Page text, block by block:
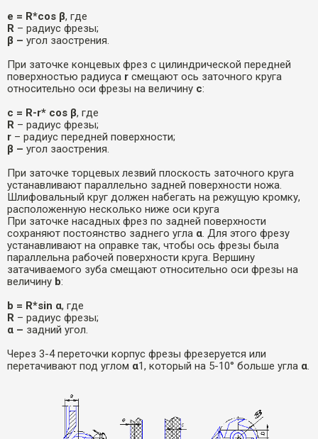
е = R*cos β, где
R – радиус фрезы;
β – угол заострения.
При заточке концевых фрез с цилиндрической передней
поверхностью радиуса r смещают ось заточного круга
относительно оси фрезы на величину с:
c = R-r* cos β, где
R – радиус фрезы;
r – радиус передней поверхности;
β – угол заострения.
При заточке торцевых лезвий плоскость заточного круга
устанавливают параллельно задней поверхности ножа.
Шлифовальный круг должен набегать на режущую кромку,
расположенную несколько ниже оси круга
При заточке насадных фрез по задней поверхности
сохраняют постоянство заднего угла α. Для этого фрезу
устанавливают на оправке так, чтобы ось фрезы была
параллельна рабочей поверхности круга. Вершину
затачиваемого зуба смещают относительно оси фрезы на
величину b:
b = R*sin α, где
R – радиус фрезы;
α – задний угол.
Через 3-4 переточки корпус фрезы фрезеруется или
перетачивают под углом α1, который на 5-10° больше угла α.